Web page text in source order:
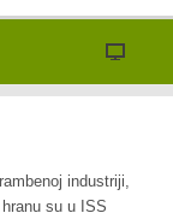
industriji,
su u ISS